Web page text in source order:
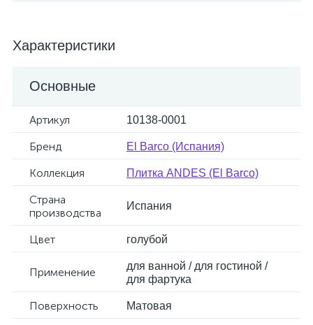
Характеристики
Основные
Артикул 10138-0001
Бренд El Barco (Испания)
Коллекция Плитка ANDES (El Barco)
Страна
производства
Испания
Цвет голубой
Применение
для ванной / для гостиной /
для фартука
Поверхность Матовая